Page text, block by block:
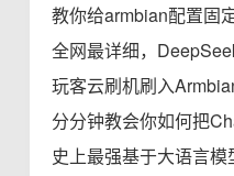
教你给armbian配置固
分分钟教会你如何把